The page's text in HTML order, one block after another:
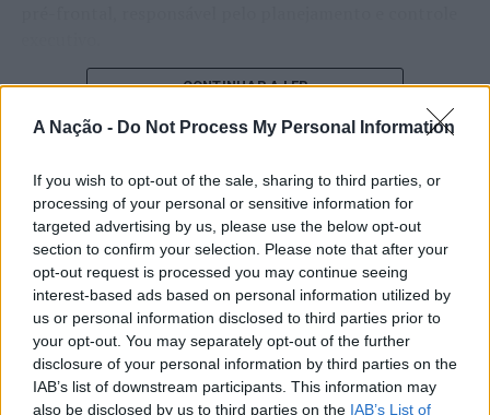
A Nação - Do Not Process My Personal Information
If you wish to opt-out of the sale, sharing to third parties, or
processing of your personal or sensitive information for
targeted advertising by us, please use the below opt-out
section to confirm your selection. Please note that after your
opt-out request is processed you may continue seeing
interest-based ads based on personal information utilized by
us or personal information disclosed to third parties prior to
your opt-out. You may separately opt-out of the further
disclosure of your personal information by third parties on the
IAB’s list of downstream participants. This information may
also be disclosed by us to third parties on the IAB’s List of
O pesquisador afirma que plataformas digitais também
estimulam continuamente o sistema de recompensa do
cérebro, favorecendo a fadiga mental, a dificuldade de
tarefas inacabadas permanecem ativas na memória e
aumentam a sensação de sobrecarga, enquanto o stress
prolongado pode elevar os níveis de cortisol e
prejudicar o desempenho cognitivo.
Fabiano de Abreu Agrela Rodrigues ressalta que não há
evidências de que o ambiente digital provoque mudanças
genéticas na espécie humana. A adaptação observada,
afirma, ocorre por meio da neuroplasticidade, processo
CONTINUAR A LER
ATUALIDADE
“Millennium Estoril Open 2026”
regressou ao circuito ATP com
vitória do francês Luca Van Assche
Publicado 2 dias atrás on 07/08/2026
Ígor Lopes